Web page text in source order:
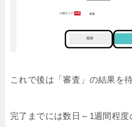
これで後は「審査」の結果を
完了までには数日～1週間程